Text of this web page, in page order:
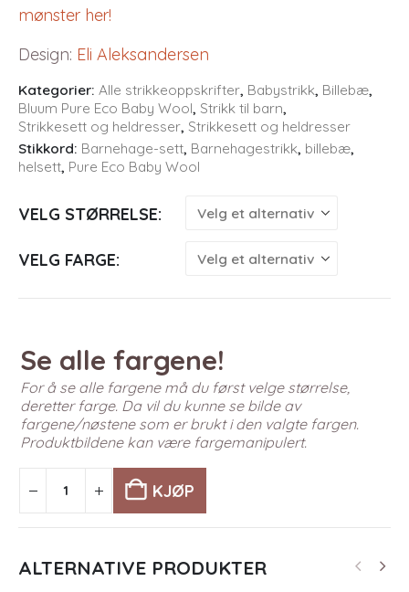
mønster her!
Design: Eli Aleksandersen
Kategorier: Alle strikkeoppskrifter, Babystrikk, Billebæ,
Bluum Pure Eco Baby Wool, Strikk til barn,
Strikkesett og heldresser, Strikkesett og heldresser
Stikkord: Barnehage-sett, Barnehagestrikk, billebæ,
helsett, Pure Eco Baby Wool
VELG STØRRELSE
VELG FARGE
Se alle fargene!
For å se alle fargene må du først velge størrelse,
deretter farge. Da vil du kunne se bilde av
fargene/nøstene som er brukt i den valgte fargen.
Produktbildene kan være fargemanipulert.
KJØP
ALTERNATIVE PRODUKTER